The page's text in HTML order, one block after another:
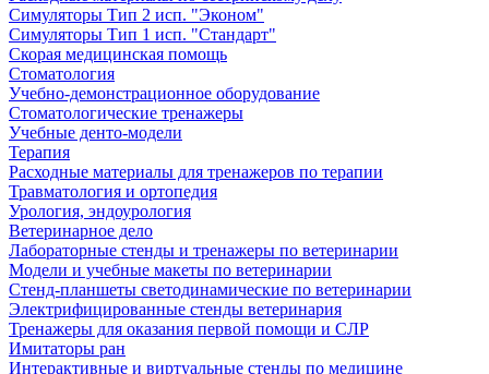
Симуляторы Тип 2 исп. "Эконом"
Симуляторы Тип 1 исп. "Стандарт"
Скорая медицинская помощь
Стоматология
Учебно-демонстрационное оборудование
Стоматологические тренажеры
Учебные денто-модели
Терапия
Расходные материалы для тренажеров по терапии
Травматология и ортопедия
Урология, эндоурология
Ветеринарное дело
Лабораторные стенды и тренажеры по ветеринарии
Модели и учебные макеты по ветеринарии
Стенд-планшеты светодинамические по ветеринарии
Электрифицированные стенды ветеринария
Тренажеры для оказания первой помощи и СЛР
Имитаторы ран
Интерактивные и виртуальные стенды по медицине